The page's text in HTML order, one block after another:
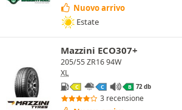
Nuovo arrivo
Estate
Mazzini ECO307+
205/55 ZR16 94W
XL
C C B 72 db
3 recensione